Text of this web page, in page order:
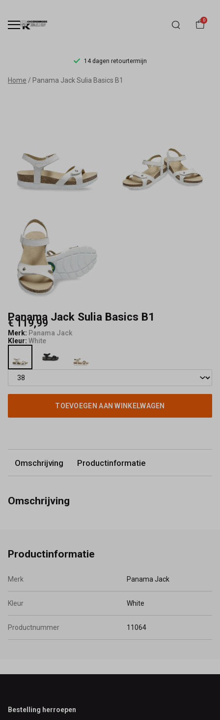
0
14 dagen retourtermijn
Panama
Schoenmode
Kerkhof
Home Panama Jack Sulia Basics B1
Panama Jack Sulia Basics B1
€ 119,99
Merk: Panama Jack
Kleur: White
TOEVOEGEN AAN WINKELWAGEN
Omschrijving Productinformatie
Omschrijving
Productinformatie
Merk Panama Jack
Kleur White
Productnummer 11064
Footer
Bestelling herroepen